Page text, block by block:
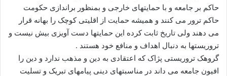
حاکم بر جامعه و با حمایتهای خارجی و بمنظور براندازی حکومت
حاکم ترور می کنند و همیشه حمایت از اقلیتی کوچک را بهانه قرار
می دهند ولی تاریخ ثابت کرده این حمایتها دست آویزی بیش نیست و
تروریستها به دنبال اهداف و منافع خود هستند .
گروهک تروریستی پژاک که اعتقادی به دین و مذهب ندارد و دین را
افیون جامعه می داند در مناسبتهای دینی پیامهای تبریک و تسلیت